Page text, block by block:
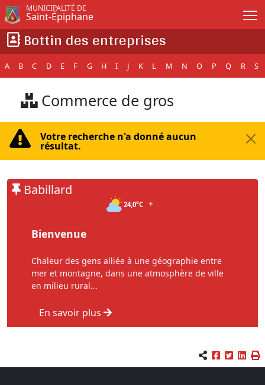
Passer au contenu principal
MUNICIPALITÉ DE
Saint-Épiphane
Bottin des entreprises
A B C D E F G H I J K L M N O P Q R S
Commerce de gros
Votre recherche n'a donné aucun
résultat.
Babillard
24,0°C +
Bienvenue
Chaleur des gens alliée à une géographie entre
mer et montagne, dans une atmosphère de ville
en milieu rural...
En savoir plus